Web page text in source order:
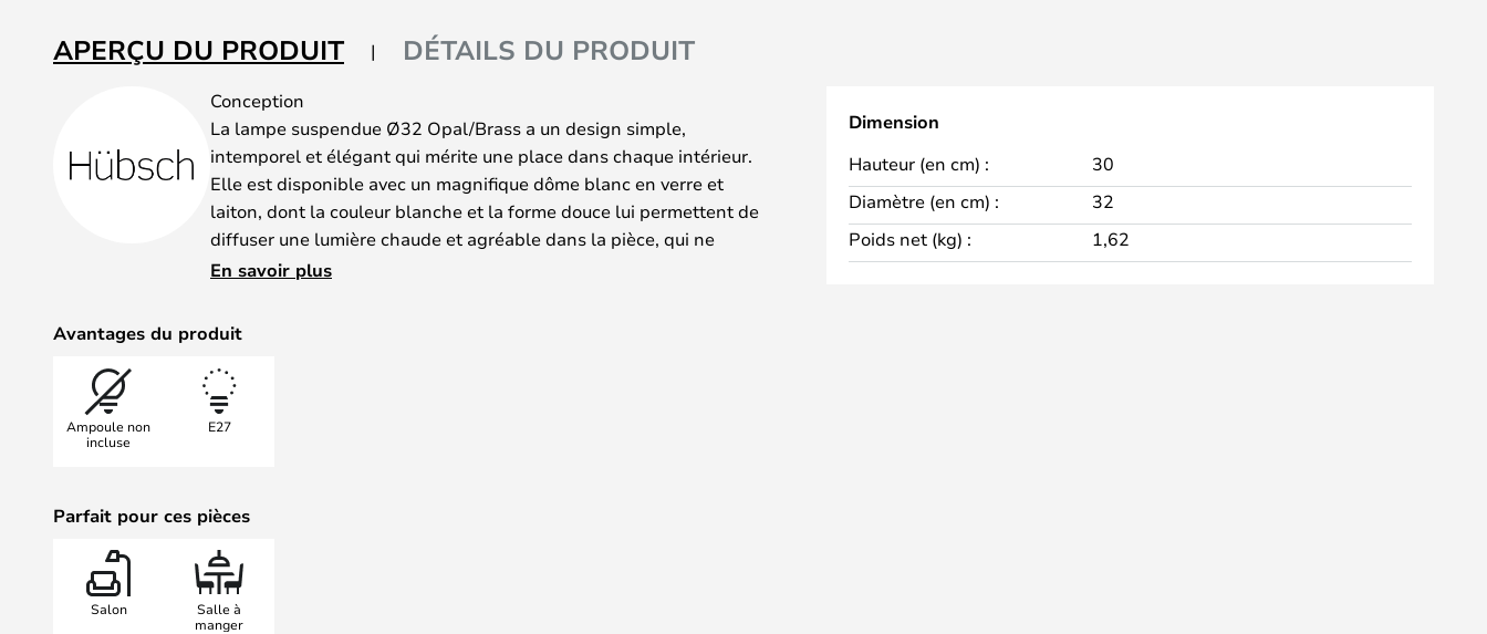
the
images
APERÇU DU PRODUIT DÉTAILS DU PRODUIT
Conception
La lampe suspendue Ø32 Opal/Brass a un design simple,
intemporel et élégant qui mérite une place dans chaque intérieur.
Elle est disponible avec un magnifique dôme blanc en verre et
laiton, dont la couleur blanche et la forme douce lui permettent de
diffuser une lumière chaude et agréable dans la pièce, qui ne
semble pas éblouissante en raison du verre dépoli. Ces belles
suspension est unique dans son expression et sa taille. Les Lampes
dans le coin cosy ou le couloir, où vous pouvez créer une
atmosphère chaleureuse et un bon éclairage avec ces lampes
suspendues uniques et élégantes.
En savoir plus
Avantages du produit
Ampoule non
incluse
E27
Parfait pour ces pièces
Salon
Salle à
manger
Dimension
Hauteur (en cm) :
30
Diamètre (en cm) :
32
Poids net (kg) :
1,62